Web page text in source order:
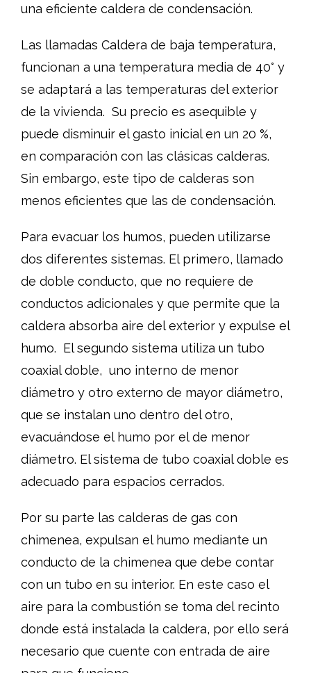
una eficiente caldera de condensación.
Las llamadas Caldera de baja temperatura,
funcionan a una temperatura media de 40° y
se adaptará a las temperaturas del exterior
de la vivienda. Su precio es asequible y
puede disminuir el gasto inicial en un 20 %,
en comparación con las clásicas calderas.
Sin embargo, este tipo de calderas son
menos eficientes que las de condensación.
Para evacuar los humos, pueden utilizarse
dos diferentes sistemas. El primero, llamado
de doble conducto, que no requiere de
conductos adicionales y que permite que la
caldera absorba aire del exterior y expulse el
humo. El segundo sistema utiliza un tubo
coaxial doble, uno interno de menor
diámetro y otro externo de mayor diámetro,
que se instalan uno dentro del otro,
evacuándose el humo por el de menor
diámetro. El sistema de tubo coaxial doble es
adecuado para espacios cerrados.
Por su parte las calderas de gas con
chimenea, expulsan el humo mediante un
conducto de la chimenea que debe contar
con un tubo en su interior. En este caso el
aire para la combustión se toma del recinto
donde está instalada la caldera, por ello será
necesario que cuente con entrada de aire